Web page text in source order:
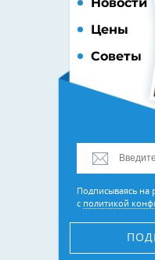
Цены
Советы
Подписываясь на
с политикой